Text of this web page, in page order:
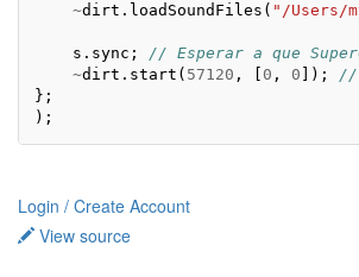
~dirt . loadSoundFiles ( "/Users/
s . sync ;
// Esperar a que
~dirt . start ( 57120 , 0 , 0 ]);
//
};
);
Login / Create Account
View source